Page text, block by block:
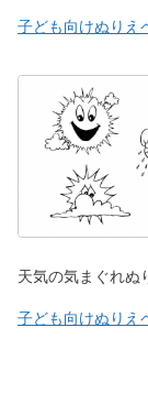
子ども向けぬりえ
天気の気まぐれぬ
子ども向けぬりえ